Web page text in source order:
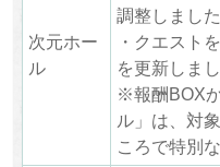
次元ホー
ル
調整しました
・クエスト
を更新しまし
※報酬BOX
ル」は、対
ころで特別